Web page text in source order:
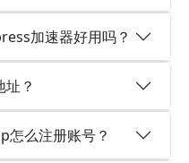
加速器好用吗？
？
怎么注册账号？